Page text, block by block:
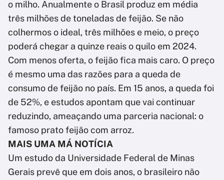
o milho. Anualmente o Brasil produz em média
três milhões de toneladas de feijão. Se não
colhermos o ideal, três milhões e meio, o preço
poderá chegar a quinze reais o quilo em 2024.
Com menos oferta, o feijão fica mais caro. O preço
é mesmo uma das razões para a queda de
consumo de feijão no país. Em 15 anos, a queda foi
de 52%, e estudos apontam que vai continuar
reduzindo, ameaçando uma parceria nacional: o
famoso prato feijão com arroz.
MAIS UMA MÁ NOTÍCIA
Um estudo da Universidade Federal de Minas
Gerais prevê que em dois anos, o brasileiro não